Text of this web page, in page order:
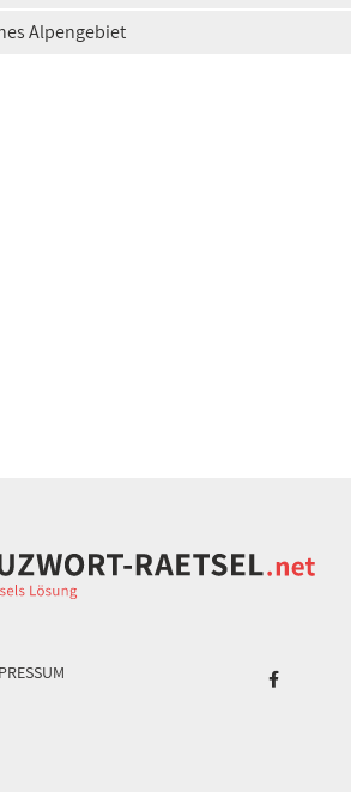
Alpengebiet